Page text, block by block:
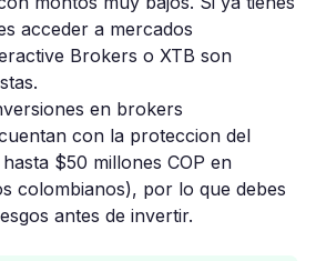
acceder a mercados
Brokers o XTB son
en brokers
con la proteccion del
$50 millones COP en
colombianos), por lo que debes
antes de invertir.